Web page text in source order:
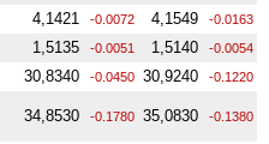
4,1421 -0.0072 4,1549 -0.0163
1,5135 -0.0051 1,5140 -0.0054
30,8340 -0.0450 30,9240 -0.1220
34,8530 -0.1780 35,0830 -0.1380